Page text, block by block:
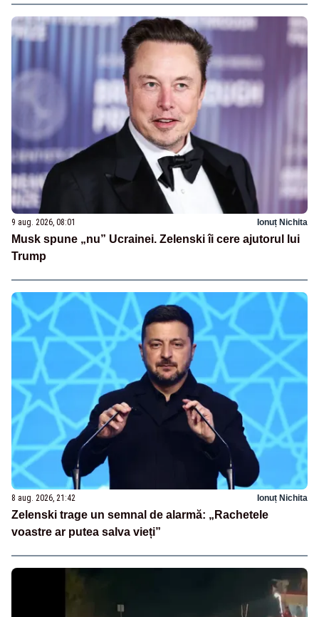
9 aug. 2026, 08:01 Ionuț Nichita
Musk spune „nu” Ucrainei. Zelenski îi cere ajutorul lui
Trump
8 aug. 2026, 21:42 Ionuț Nichita
Zelenski trage un semnal de alarmă: „Rachetele
voastre ar putea salva vieți”